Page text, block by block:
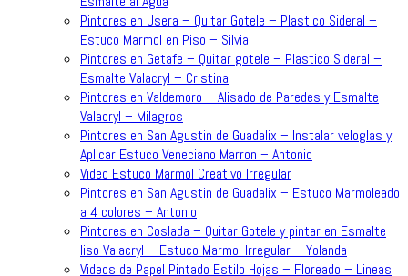
Pintores en Usera – Quitar Gotele – Plastico Sideral –
Estuco Marmol en Piso – Silvia
Pintores en Getafe – Quitar gotele – Plastico Sideral –
Esmalte Valacryl – Cristina
Pintores en Valdemoro – Alisado de Paredes y Esmalte
Valacryl – Milagros
Pintores en San Agustin de Guadalix – Instalar veloglas y
Aplicar Estuco Veneciano Marron – Antonio
Video Estuco Marmol Creativo Irregular
Pintores en San Agustin de Guadalix – Estuco Marmoleado
a 4 colores – Antonio
Pintores en Coslada – Quitar Gotele y pintar en Esmalte
liso Valacryl – Estuco Marmol Irregular – Yolanda
Videos de Papel Pintado Estilo Hojas – Floreado – Lineas